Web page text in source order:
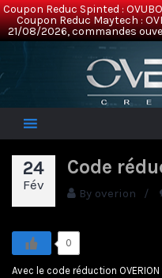
Coupon Reduc Spinted :
Coupon Reduc Maytech :
21/08/2026, commandes
Electric
24
Fév
Code
By overion /
0
Avec le code réduction